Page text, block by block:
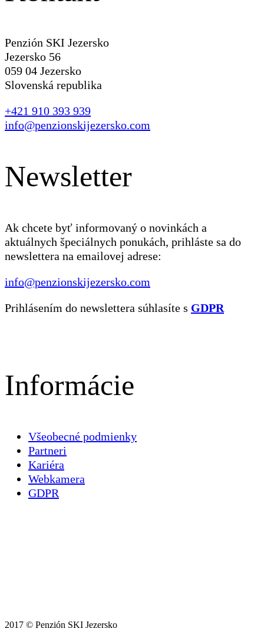
Penzión SKI Jezersko
Jezersko 56
059 04 Jezersko
Slovenská republika
+421 910 393 939
info@penzionskijezersko.com
Newsletter
Ak chcete byť informovaný o novinkách a
aktuálnych špeciálnych ponukách, prihláste sa do
newslettera na emailovej adrese:
info@penzionskijezersko.com
Prihlásením do newslettera súhlasíte s GDPR
Informácie
Všeobecné podmienky
Partneri
Kariéra
Webkamera
GDPR
2017 © Penzión SKI Jezersko